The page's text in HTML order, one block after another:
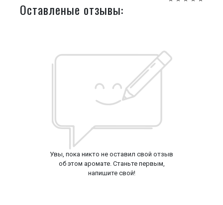
Оставленые отзывы:
Увы, пока никто не оставил свой отзыв
об этом аромате. Станьте первым,
напишите свой!